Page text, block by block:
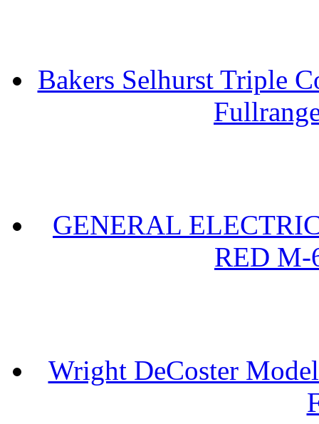
Bakers Selhurst Triple
GENERAL
RED M-
Wright DeCoster